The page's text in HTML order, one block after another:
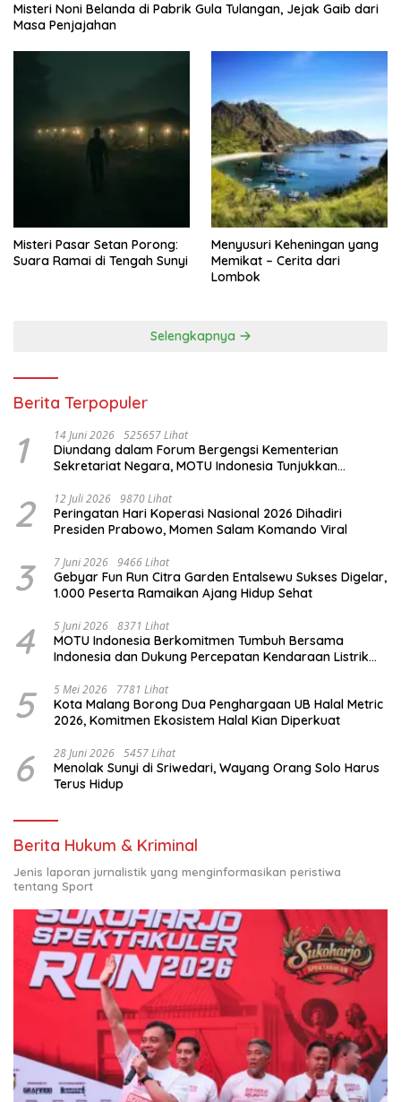
Misteri Noni Belanda di Pabrik Gula Tulangan, Jejak Gaib dari
Masa Penjajahan
Misteri Pasar Setan Porong:
Suara Ramai di Tengah Sunyi
Menyusuri Keheningan yang
Memikat – Cerita dari
Lombok
Selengkapnya
Berita Terpopuler
1 14 Juni 2026 525657 Lihat
Diundang dalam Forum Bergengsi Kementerian
Sekretariat Negara, MOTU Indonesia Tunjukkan
2 12 Juli 2026 9870 Lihat
Peringatan Hari Koperasi Nasional 2026 Dihadiri
Presiden Prabowo, Momen Salam Komando Viral
3 7 Juni 2026 9466 Lihat
Gebyar Fun Run Citra Garden Entalsewu Sukses Digelar,
1.000 Peserta Ramaikan Ajang Hidup Sehat
4 5 Juni 2026 8371 Lihat
MOTU Indonesia Berkomitmen Tumbuh Bersama
Indonesia dan Dukung Percepatan Kendaraan Listrik
5 5 Mei 2026 7781 Lihat
Kota Malang Borong Dua Penghargaan UB Halal Metric
2026, Komitmen Ekosistem Halal Kian Diperkuat
6 28 Juni 2026 5457 Lihat
Menolak Sunyi di Sriwedari, Wayang Orang Solo Harus
Terus Hidup
Berita Hukum & Kriminal
Jenis laporan jurnalistik yang menginformasikan peristiwa
tentang Sport